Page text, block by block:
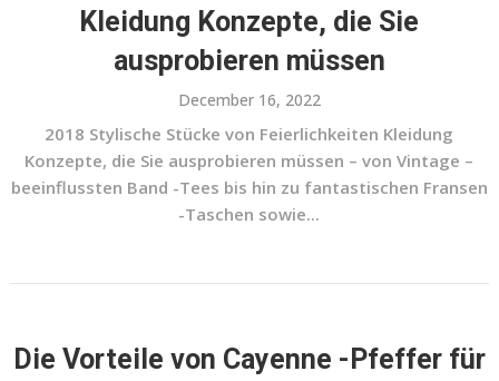
Kleidung Konzepte, die Sie
ausprobieren müssen
December 16, 2022
2018 Stylische Stücke von Feierlichkeiten Kleidung
Konzepte, die Sie ausprobieren müssen – von Vintage –
beeinflussten Band -Tees bis hin zu fantastischen Fransen
-Taschen sowie...
Die Vorteile von Cayenne -Pfeffer für